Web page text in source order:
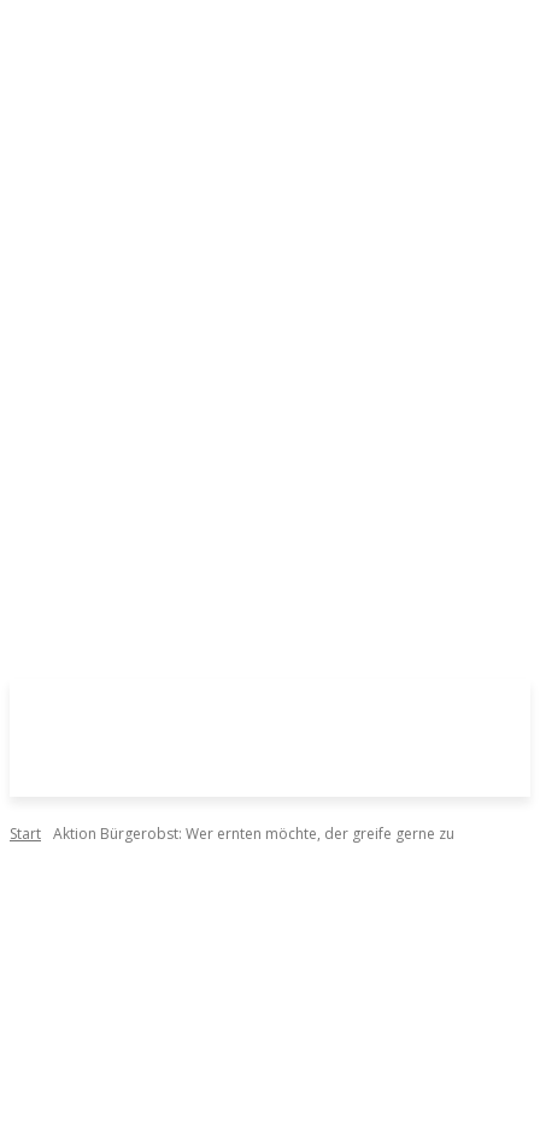
Start Aktion Bürgerobst: Wer ernten möchte, der greife gerne zu